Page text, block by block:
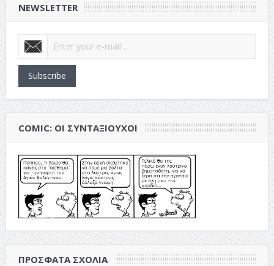
NEWSLETTER
Subscribe
COMIC: ΟΙ ΣΥΝΤΑΞΙΟΎΧΟΙ
ΠΡΌΣΦΑΤΑ ΣΧΌΛΙΑ